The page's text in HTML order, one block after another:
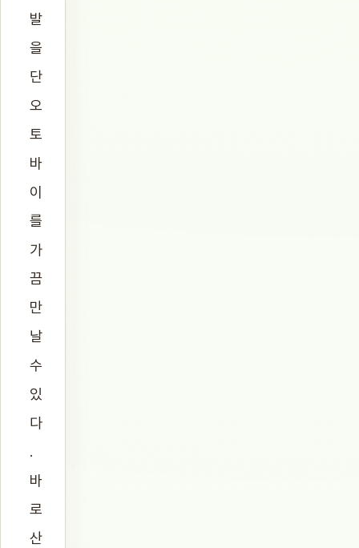
발
을
단
오
토
바
이
를
가
끔
만
날
수
있
다
.
바
로
산